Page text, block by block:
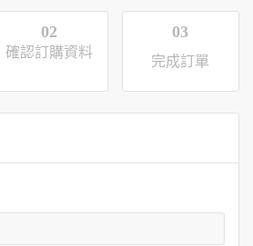
02
確認訂購資料
03
完成訂單